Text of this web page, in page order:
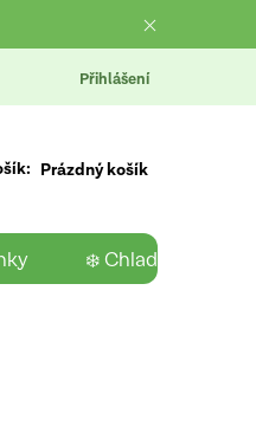
Přihlášení
Prázdný košík
❄️ Chladící